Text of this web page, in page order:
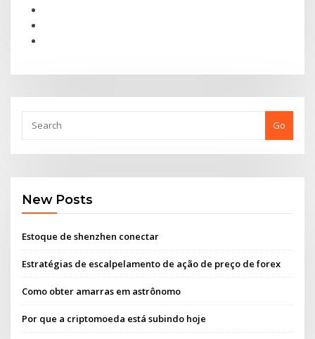
Go
New Posts
Estoque de shenzhen conectar
Estratégias de escalpelamento de ação de preço de forex
Como obter amarras em astrônomo
Por que a criptomoeda está subindo hoje